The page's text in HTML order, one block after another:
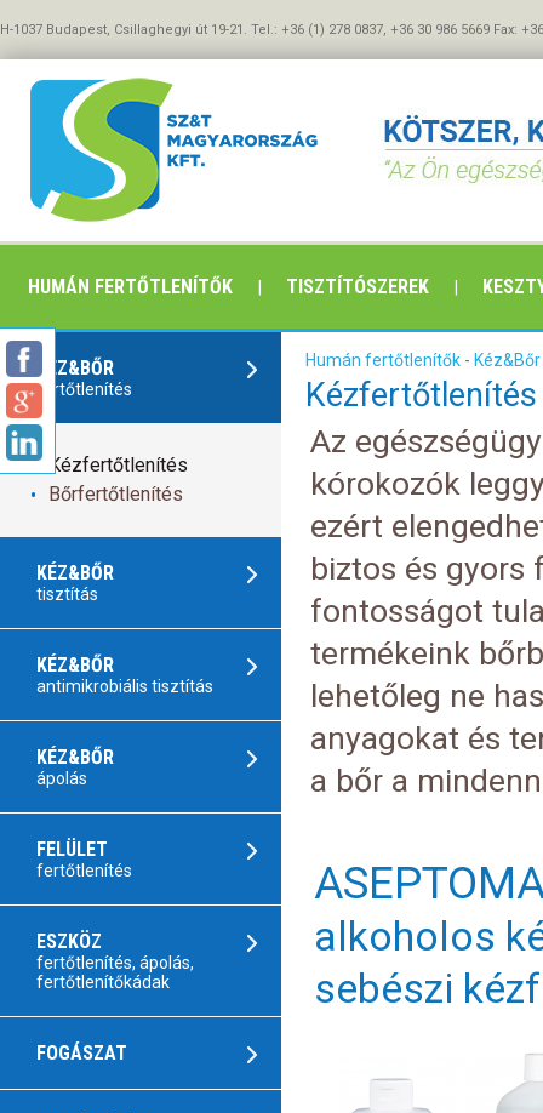
H-1037 Budapest, Csillaghegyi út 19-21. Tel.: +36 (1) 278 0837, +36 30 986 5669 Fax:
HUMÁN FERTŐTLENÍTŐK TISZTÍTÓSZEREK
KÉZ&BŐR
fertőtlenítés
Kézfertőtlenítés
Bőrfertőtlenítés
KÉZ&BŐR
tisztítás
KÉZ&BŐR
antimikrobiális tisztítás
KÉZ&BŐR
ápolás
FELÜLET
fertőtlenítés
ESZKÖZ
fertőtlenítés, ápolás,
fertőtlenítőkádak
FOGÁSZAT
Humán fertőtlenítők -
Kézfertőtlenítés
Az
kórokozók
ezért
biztos és gyors
fontosságot
termékeink
lehetőleg ne
anyagokat és
a bőr a
alkoholos
sebészi